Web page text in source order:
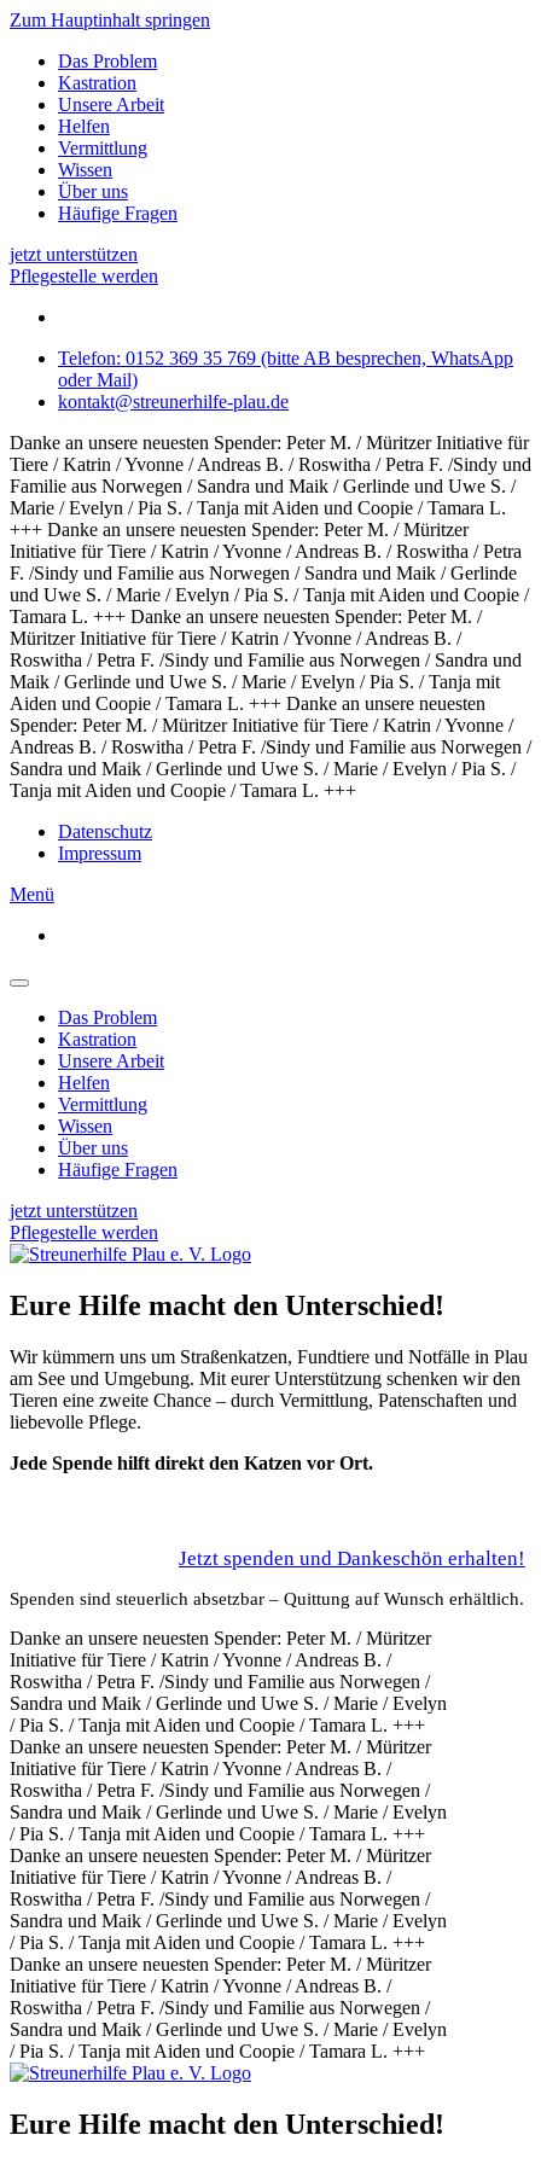
Zum Hauptinhalt springen
Das Problem
Kastration
Unsere Arbeit
Helfen
Vermittlung
Wissen
Über uns
Häufige Fragen
jetzt unterstützen
Pflegestelle werden
Telefon: 0152 369 35 769 (bitte AB besprechen, WhatsApp
oder Mail)
kontakt@streunerhilfe-plau.de
Danke an unsere neuesten Spender: Peter M. / Müritzer Initiative für
Tiere / Katrin / Yvonne / Andreas B. / Roswitha / Petra F. /Sindy und
Familie aus Norwegen / Sandra und Maik / Gerlinde und Uwe S. /
Marie / Evelyn / Pia S. / Tanja mit Aiden und Coopie / Tamara L.
+++ Danke an unsere neuesten Spender: Peter M. / Müritzer
Initiative für Tiere / Katrin / Yvonne / Andreas B. / Roswitha / Petra
F. /Sindy und Familie aus Norwegen / Sandra und Maik / Gerlinde
und Uwe S. / Marie / Evelyn / Pia S. / Tanja mit Aiden und Coopie /
Tamara L. +++ Danke an unsere neuesten Spender: Peter M. /
Müritzer Initiative für Tiere / Katrin / Yvonne / Andreas B. /
Roswitha / Petra F. /Sindy und Familie aus Norwegen / Sandra und
Maik / Gerlinde und Uwe S. / Marie / Evelyn / Pia S. / Tanja mit
Aiden und Coopie / Tamara L. +++ Danke an unsere neuesten
Spender: Peter M. / Müritzer Initiative für Tiere / Katrin / Yvonne /
Andreas B. / Roswitha / Petra F. /Sindy und Familie aus Norwegen /
Sandra und Maik / Gerlinde und Uwe S. / Marie / Evelyn / Pia S. /
Tanja mit Aiden und Coopie / Tamara L. +++
Datenschutz
Impressum
Menü
Das Problem
Kastration
Unsere Arbeit
Helfen
Vermittlung
Wissen
Über uns
Häufige Fragen
jetzt unterstützen
Pflegestelle werden
Eure Hilfe macht den Unterschied!
Wir kümmern uns um Straßenkatzen, Fundtiere und Notfälle in Plau
am See und Umgebung. Mit eurer Unterstützung schenken wir den
Tieren eine zweite Chance – durch Vermittlung, Patenschaften und
liebevolle Pflege.
Jede Spende hilft direkt den Katzen vor Ort.
Jetzt spenden und Dankeschön erhalten!
Spenden sind steuerlich absetzbar – Quittung auf Wunsch erhältlich.
Danke an unsere neuesten Spender: Peter M. / Müritzer
Initiative für Tiere / Katrin / Yvonne / Andreas B. /
Roswitha / Petra F. /Sindy und Familie aus Norwegen /
Sandra und Maik / Gerlinde und Uwe S. / Marie / Evelyn
/ Pia S. / Tanja mit Aiden und Coopie / Tamara L. +++
Danke an unsere neuesten Spender: Peter M. / Müritzer
Initiative für Tiere / Katrin / Yvonne / Andreas B. /
Roswitha / Petra F. /Sindy und Familie aus Norwegen /
Sandra und Maik / Gerlinde und Uwe S. / Marie / Evelyn
/ Pia S. / Tanja mit Aiden und Coopie / Tamara L. +++
Danke an unsere neuesten Spender: Peter M. / Müritzer
Initiative für Tiere / Katrin / Yvonne / Andreas B. /
Roswitha / Petra F. /Sindy und Familie aus Norwegen /
Sandra und Maik / Gerlinde und Uwe S. / Marie / Evelyn
/ Pia S. / Tanja mit Aiden und Coopie / Tamara L. +++
Danke an unsere neuesten Spender: Peter M. / Müritzer
Initiative für Tiere / Katrin / Yvonne / Andreas B. /
Roswitha / Petra F. /Sindy und Familie aus Norwegen /
Sandra und Maik / Gerlinde und Uwe S. / Marie / Evelyn
/ Pia S. / Tanja mit Aiden und Coopie / Tamara L. +++
Eure Hilfe macht den Unterschied!